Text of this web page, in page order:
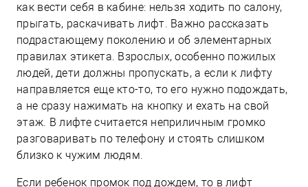
как вести себя в кабине: нельзя ходить по салону,
прыгать, раскачивать лифт. Важно рассказать
подрастающему поколению и об элементарных
правилах этикета. Взрослых, особенно пожилых
людей, дети должны пропускать, а если к лифту
направляется еще кто-то, то его нужно подождать,
а не сразу нажимать на кнопку и ехать на свой
этаж. В лифте считается неприличным громко
разговаривать по телефону и стоять слишком
близко к чужим людям.
Если ребенок промок под дождем, то в лифт